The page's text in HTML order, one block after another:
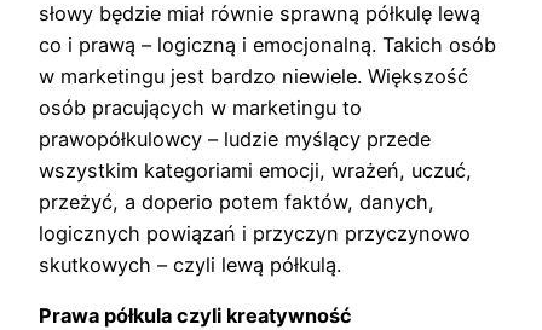
słowy będzie miał równie sprawną półkulę lewą
co i prawą – logiczną i emocjonalną. Takich osób
w marketingu jest bardzo niewiele. Większość
osób pracujących w marketingu to
prawopółkulowcy – ludzie myślący przede
wszystkim kategoriami emocji, wrażeń, uczuć,
przeżyć, a doperio potem faktów, danych,
logicznych powiązań i przyczyn przyczynowo
skutkowych – czyli lewą półkulą.
Prawa półkula czyli kreatywność